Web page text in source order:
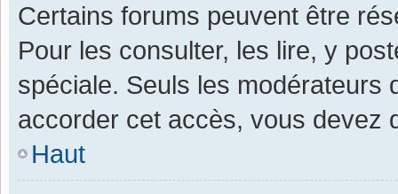
Certains forums peuvent être
Pour les consulter, les lire, y
spéciale. Seuls les modérateurs
accorder cet accès, vous devez
Haut